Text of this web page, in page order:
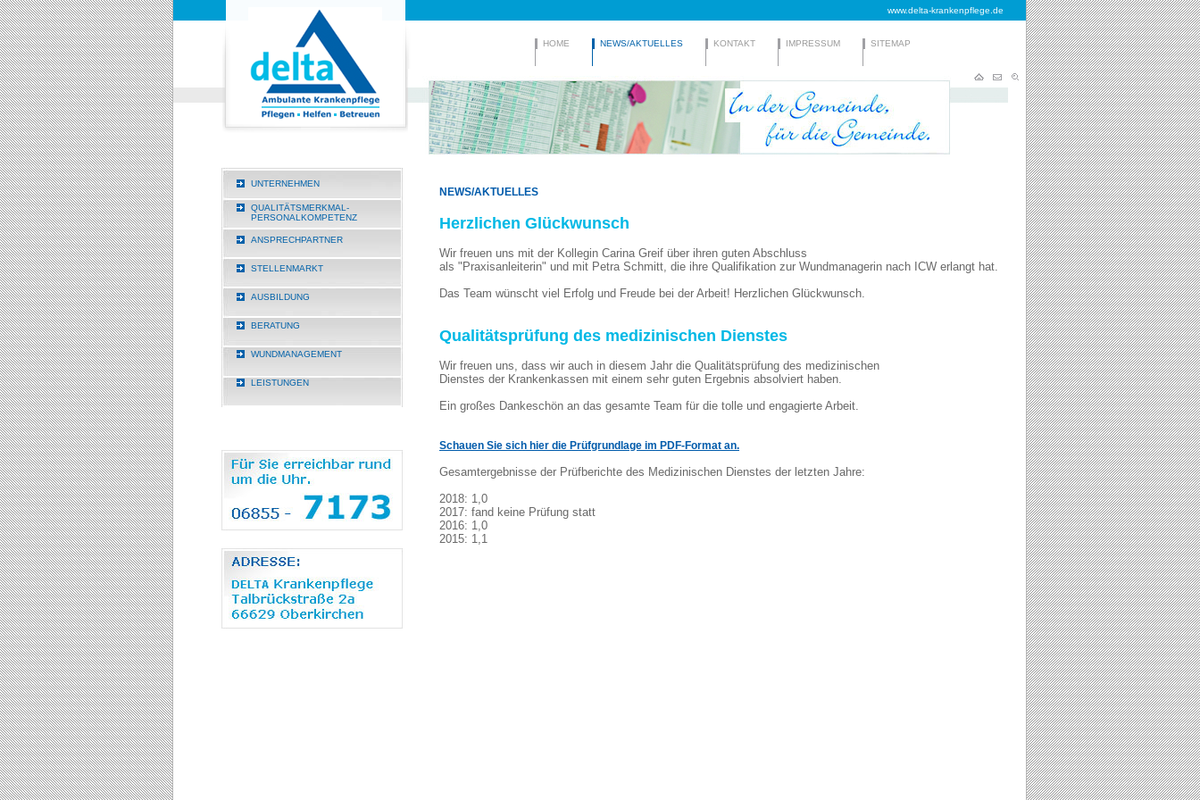
www.delta-krankenpflege.de
HOME NEWS/AKTUELLES KONTAKT IMPRESSUM SITEMAP
UNTERNEHMEN
QUALITÄTSMERKMAL-
PERSONALKOMPETENZ
ANSPRECHPARTNER
STELLENMARKT
AUSBILDUNG
BERATUNG
WUNDMANAGEMENT
LEISTUNGEN
NEWS/AKTUELLES
Herzlichen Glückwunsch
Wir freuen uns mit der Kollegin Carina Greif über ihren guten Abschluss
als "Praxisanleiterin" und mit Petra Schmitt, die ihre Qualifikation zur Wundmanagerin nach ICW erlangt hat.
Das Team wünscht viel Erfolg und Freude bei der Arbeit! Herzlichen Glückwunsch.
Qualitätsprüfung des medizinischen Dienstes
Wir freuen uns, dass wir auch in diesem Jahr die Qualitätsprüfung des medizinischen
Dienstes der Krankenkassen mit einem sehr guten Ergebnis absolviert haben.
Ein großes Dankeschön an das gesamte Team für die tolle und engagierte Arbeit.
Schauen Sie sich hier die Prüfgrundlage im PDF-Format an.
Gesamtergebnisse der Prüfberichte des Medizinischen Dienstes der letzten Jahre:
2018: 1,0
2017: fand keine Prüfung statt
2016: 1,0
2015: 1,1